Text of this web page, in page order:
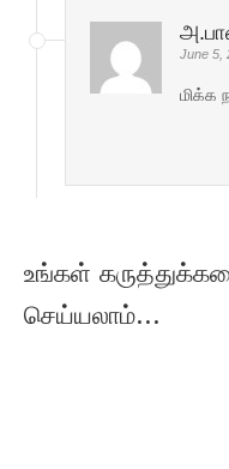
June 5,
மிக்க
உங்கள்
செய்யலாம்...